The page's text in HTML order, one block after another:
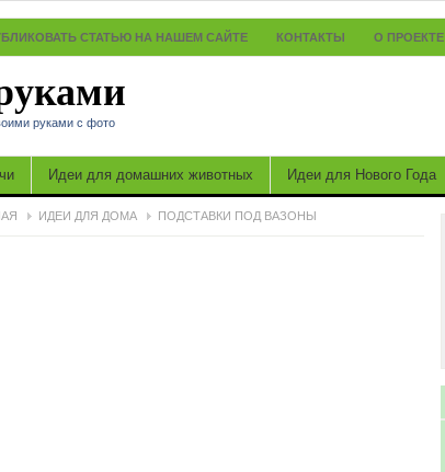
СТАТЬЮ НА НАШЕМ САЙТЕ КОНТАКТЫ О ПРОЕКТЕ
руками с фото
Идеи для домашних животных Идеи для Нового Года
ИДЕИ ДЛЯ ДОМА ПОДСТАВКИ ПОД ВАЗОНЫ